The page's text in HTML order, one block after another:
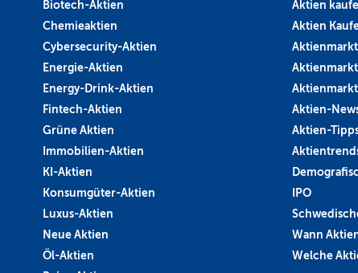
Biotech-Aktien
Chemieaktien
Cybersecurity-Aktien
Energie-Aktien
Energy-Drink-Aktien
Fintech-Aktien
Grüne Aktien
Immobilien-Aktien
KI-Aktien
Konsumgüter-Aktien
Luxus-Aktien
Neue Aktien
Öl-Aktien
Aktien
Aktien
Aktienmarkt
Aktien-
Aktien-
IPO
Wann
Welche